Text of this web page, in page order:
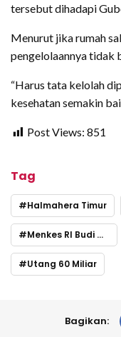
tersebut dihadapi
Menurut jika rumah
pengelolaannya tidak
“Harus tata kelolah
kesehatan semakin
Post Views: 851
Tag
Halmahera Timur
Menkes RI Budi Gunadi Sadikin
Utang 60 Miliar
Bagikan: